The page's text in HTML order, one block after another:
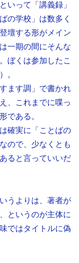
いって「講義録」
の学校」は数多く
壇する形がメイン
一期の間にそんな
ぼくは参加したこ
。
ます調」で書かれ
、これまでに喋っ
である。
確実に「ことばの
ので、少なくとも
ると言っていいだ
うよりは、著者が
というのが主体に
ではタイトルに偽